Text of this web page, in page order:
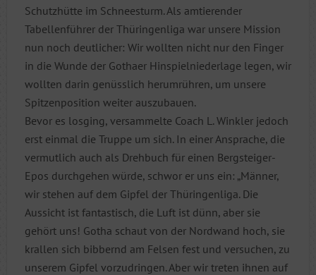
Schutzhütte im Schneesturm. Als amtierender
Tabellenführer der Thüringenliga war unsere Mission
nun noch deutlicher: Wir wollten nicht nur den Finger
in die Wunde der Gothaer Hinspielniederlage legen, wir
wollten darin genüsslich herumrühren, um unsere
Spitzenposition weiter auszubauen.
Bevor es losging, versammelte Coach L. Winkler jedoch
erst einmal die Truppe um sich. In einer Ansprache, die
vermutlich auch als Drehbuch für einen Bergsteiger-
Epos durchgehen würde, schwor er uns ein: „Männer,
wir stehen auf dem Gipfel der Thüringenliga. Die
Aussicht ist fantastisch, die Luft ist dünn, aber sie
gehört uns! Gotha schaut von der Nordwand hoch, sie
krallen sich bibbernd am Felsen fest und versuchen, zu
unserem Gipfel vorzudringen. Aber wir treten ihnen auf